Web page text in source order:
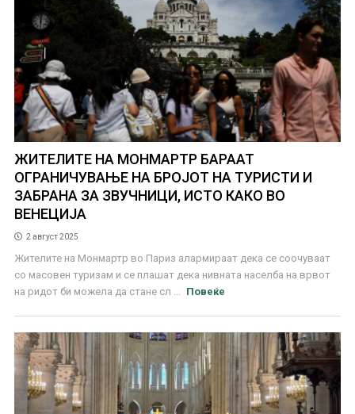
ЖИТЕЛИТЕ НА МОНМАРТР БАРААТ
ОГРАНИЧУВАЊЕ НА БРОЈОТ НА ТУРИСТИ И
ЗАБРАНА ЗА ЗВУЧНИЦИ, ИСТО КАКО ВО
ВЕНЕЦИЈА
2 август 2025
Жителите на Монмартр во Париз алармираат дека се соочуваат
со масовен туризам и се плашат дека нивната населба на врвот
на ридот би можела да стане сл ...
Повеќе